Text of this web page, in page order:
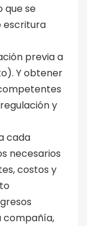
que se
escritura
previa a
Y obtener
y
cada
necesarios
costos y
compañía,